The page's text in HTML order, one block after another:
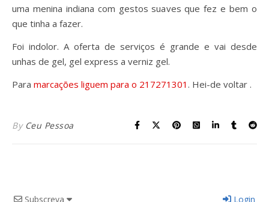
uma menina indiana com gestos suaves que fez e bem o
que tinha a fazer.
Foi indolor. A oferta de serviços é grande e vai desde
unhas de gel, gel express a verniz gel.
Para marcações liguem para o 217271301 . Hei-de voltar .
By Ceu Pessoa
Subscreva Login